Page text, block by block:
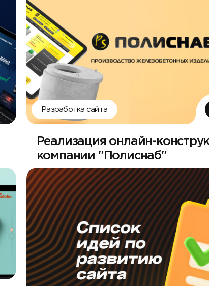
Разработка сайта
Реализация онлайн-
компании "Полиснаб"